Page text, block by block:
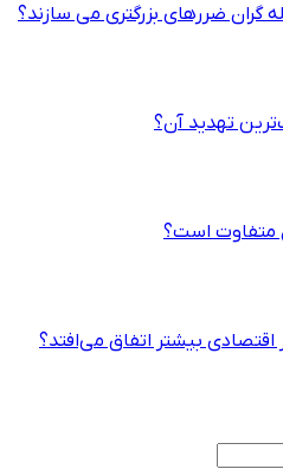
گران ضررهای بزرگتری می ‌سازند؟
تهدید آن؟
متفاوت است؟
اقتصادی بیشتر اتفاق می‌افتد؟